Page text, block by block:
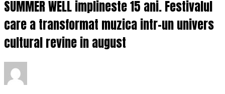
SUMMER WELL implineste 15 ani. Festivalul
care a transformat muzica intr-un univers
cultural revine in august